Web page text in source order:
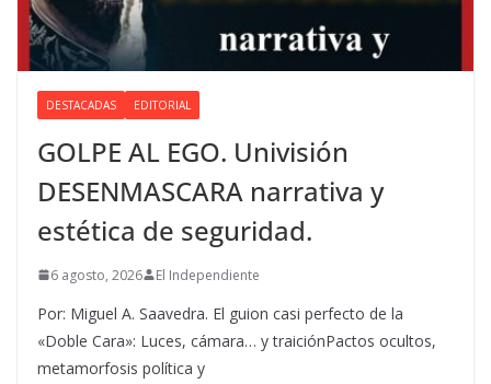
DESTACADAS EDITORIAL
GOLPE AL EGO. Univisión
DESENMASCARA narrativa y
estética de seguridad.
6 agosto, 2026 El Independiente
Por: Miguel A. Saavedra. El guion casi perfecto de la
«Doble Cara»: Luces, cámara… y traiciónPactos ocultos,
metamorfosis política y